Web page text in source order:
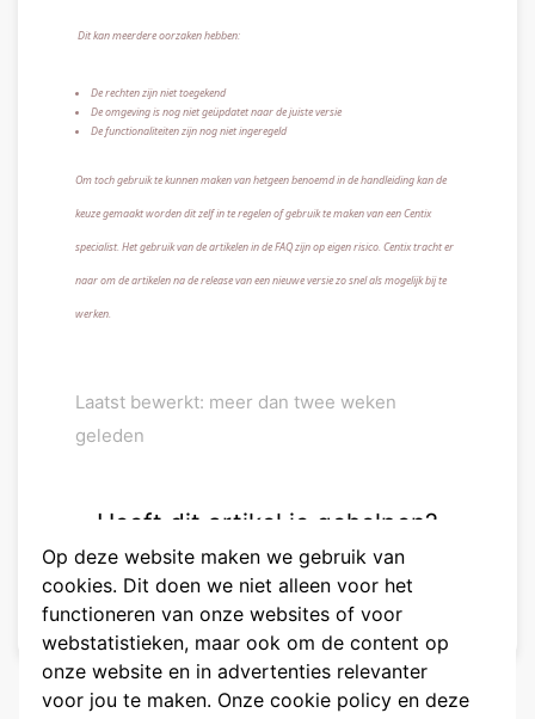
Op deze website maken we gebruik van
cookies. Dit doen we niet alleen voor het
functioneren van onze websites of voor
webstatistieken, maar ook om de content op
onze website en in advertenties relevanter
voor jou te maken. Onze cookie policy en deze
Dit kan meerdere oorzaken hebben:
De rechten zijn niet toegekend
De omgeving is nog niet geüpdatet naar de juiste versie
De functionaliteiten zijn nog niet ingeregeld
Om toch gebruik te kunnen maken van hetgeen benoemd in de handleiding kan de
keuze gemaakt worden dit zelf in te regelen of gebruik te maken van een Centix
specialist. Het gebruik van de artikelen in de FAQ zijn op eigen risico. Centix tracht er
naar om de artikelen na de release van een nieuwe versie zo snel als mogelijk bij te
werken.
Laatst bewerkt: meer dan twee weken
geleden
Heeft dit artikel je geholpen?
😃 😐 😞